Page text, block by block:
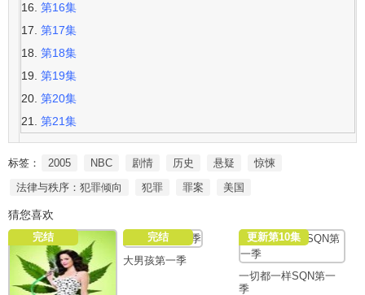
第16集
第17集
第18集
第19集
第20集
第21集
标签： 2005 NBC 剧情 历史 悬疑
惊悚
法律与秩序：犯罪倾向
犯罪 罪案 美国
猜您喜欢
完结
完结
大男孩第一季
更新第10集
一切都一样SQN第一
季